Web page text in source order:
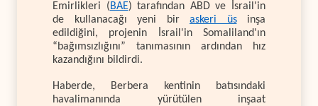
Emirlikleri (BAE) tarafından ABD ve İsrail'in
de kullanacağı yeni bir askeri üsinşa
edildiğini, projenin İsrail'in Somaliland'ın
“bağımsızlığını” tanımasının ardından hız
kazandığını bildirdi.
Haberde, Berbera kentinin batısındaki
havalimanında yürütülen inşaat